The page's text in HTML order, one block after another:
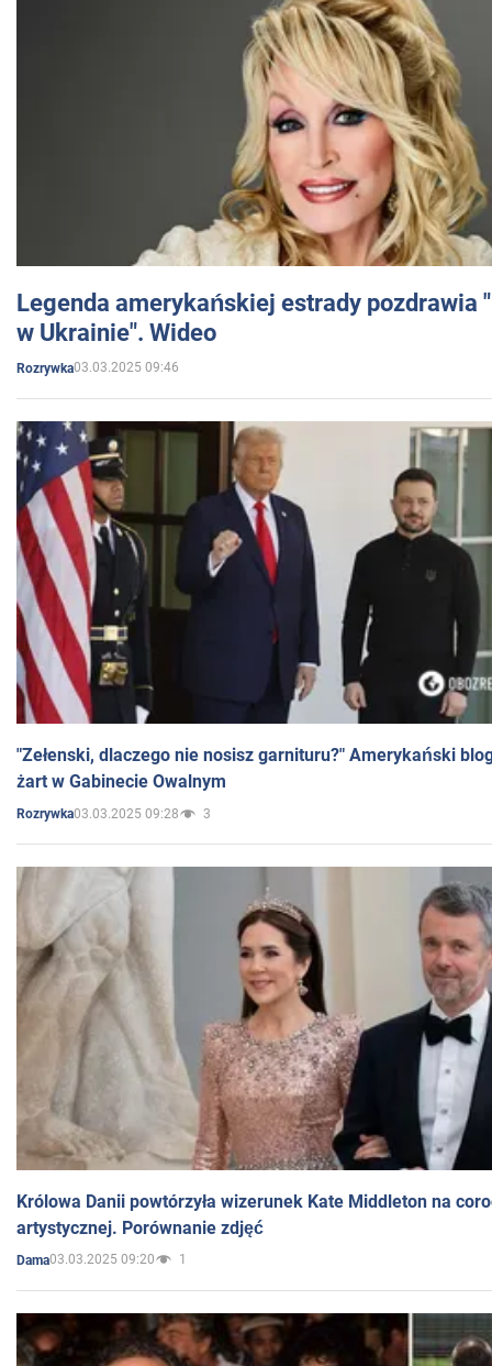
Legenda amerykańskiej estrady pozdrawia
w Ukrainie". Wideo
Rozrywka03.03.2025 09:46
"Zełenski, dlaczego nie nosisz garnituru?" Amerykański
żart w Gabinecie Owalnym
Rozrywka03.03.2025 09:28 3
Królowa Danii powtórzyła wizerunek Kate Middleton na
artystycznej. Porównanie zdjęć
Dama03.03.2025 09:20 1